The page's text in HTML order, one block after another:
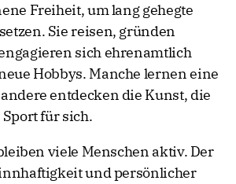
Freiheit, um lang gehegte
Sie reisen, gründen
sich ehrenamtlich
Hobbys. Manche lernen eine
entdecken die Kunst, die
für sich.
viele Menschen aktiv. Der
und persönlicher